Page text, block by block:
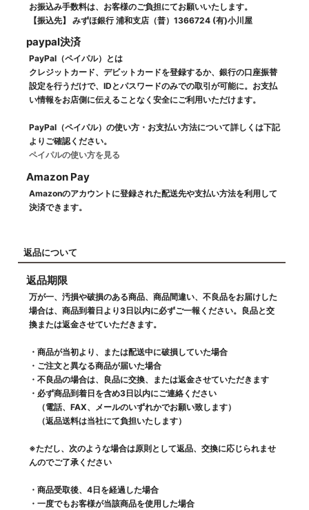
お振込み手数料は、お客様のご負担にてお願いいたします。
【振込先】 みずほ銀行 浦和支店（普）1366724 (有)小川屋
paypal決済
PayPal（ペイパル）とは
クレジットカード、デビットカードを登録するか、銀行の口座振替
設定を行うだけで、IDとパスワードのみでの取引が可能に。お支払
い情報をお店側に伝えることなく安全にご利用いただけます。
PayPal（ペイパル）の使い方・お支払い方法について詳しくは下記
よりご確認ください。
ペイパルの使い方を見る
Amazon Pay
Amazonのアカウントに登録された配送先や支払い方法を利用して
決済できます。
返品について
返品期限
万が一、汚損や破損のある商品、商品間違い、不良品をお届けした
場合は、商品到着日より3日以内に必ずご一報ください。良品と交
換または返金させていただきます。
・商品が当初より、または配送中に破損していた場合
・ご注文と異なる商品が届いた場合
・不良品の場合は、良品に交換、または返金させていただきます
・必ず商品到着日を含め3日以内にご連絡ください
（電話、FAX、メールのいずれかでお願い致します）
（返品送料は当社にて負担いたします）
※ただし、次のような場合は原則として返品、交換に応じられませ
んのでご了承ください
・商品受取後、4日を経過した場合
・一度でもお客様が当該商品を使用した場合